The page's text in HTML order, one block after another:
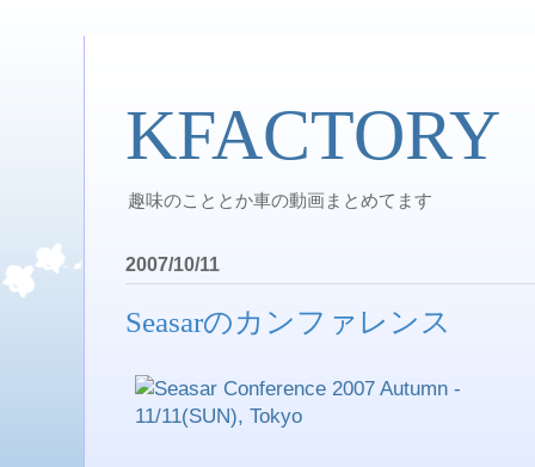
KFACTORY
趣味のこととか車の動画まとめてます
2007/10/11
Seasarのカンファレンス